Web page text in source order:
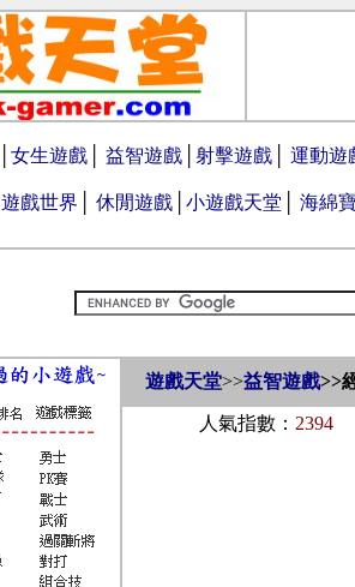
女生遊戲 益智遊戲 射擊遊戲 運動遊
遊戲世界 休閒遊戲 小遊戲天堂 海綿
遊戲天堂>>益智遊戲>>
人氣指數： 2394